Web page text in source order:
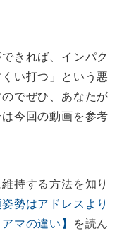
きれば、インパク
い打つ」という悪
でぜひ、あなたが
今回の動画を参考
持する方法を知り
勢はアドレスより
マの違い】
を読ん